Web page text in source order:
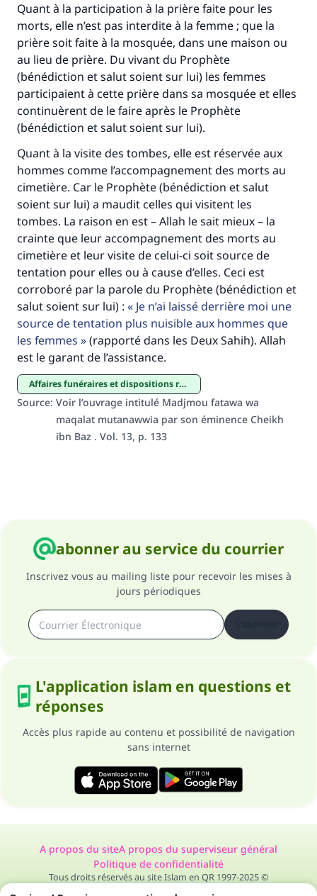
Quant à la participation à la prière faite pour les
morts, elle n’est pas interdite à la femme ; que la
prière soit faite à la mosquée, dans une maison ou
au lieu de prière. Du vivant du Prophète
(bénédiction et salut soient sur lui) les femmes
participaient à cette prière dans sa mosquée et elles
continuèrent de le faire après le Prophète
(bénédiction et salut soient sur lui).
Quant à la visite des tombes, elle est réservée aux
hommes comme l’accompagnement des morts au
cimetière. Car le Prophète (bénédiction et salut
soient sur lui) a maudit celles qui visitent les
tombes. La raison en est – Allah le sait mieux – la
crainte que leur accompagnement des morts au
cimetière et leur visite de celui-ci soit source de
tentation pour elles ou à cause d’elles. Ceci est
corroboré par la parole du Prophète (bénédiction et
salut soient sur lui) :
Je n’ai laissé derrière moi une
source de tentation plus nuisible aux hommes que
les femmes
(rapporté dans les Deux Sahih). Allah
est le garant de l’assistance.
Affaires funéraires et dispositions relatives aux tombes
Source: Voir l’ouvrage intitulé Madjmou fatawa wa
maqalat mutanawwia par son éminence Cheikh
ibn Baz . Vol. 13, p. 133
abonner au service du courrier
Inscrivez vous au mailing liste pour recevoir les mises à
jours périodiques
L'application islam en questions et
réponses
Accès plus rapide au contenu et possibilité de navigation
sans internet
A propos du siteA propos du superviseur général
Politique de confidentialité
Tous droits réservés au site Islam en QR 1997-2025 ©
Faites une différence dans la vie de
millions de personnes grâce à votre
contribution
Aidez nous à apporter des réponses.
Le Messager d'Allah (Paix sur lui) a dit:
"Celui qui indique une bonne action obtient la
même récompense que celui qui le fait."
(MOUSLIM 1893)
Soutenez IslamQA